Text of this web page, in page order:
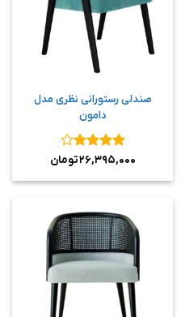
صندلی رستورانی نظری مدل
دامون
نمره۴
۲۶,۳۹۵,۰۰۰تومان